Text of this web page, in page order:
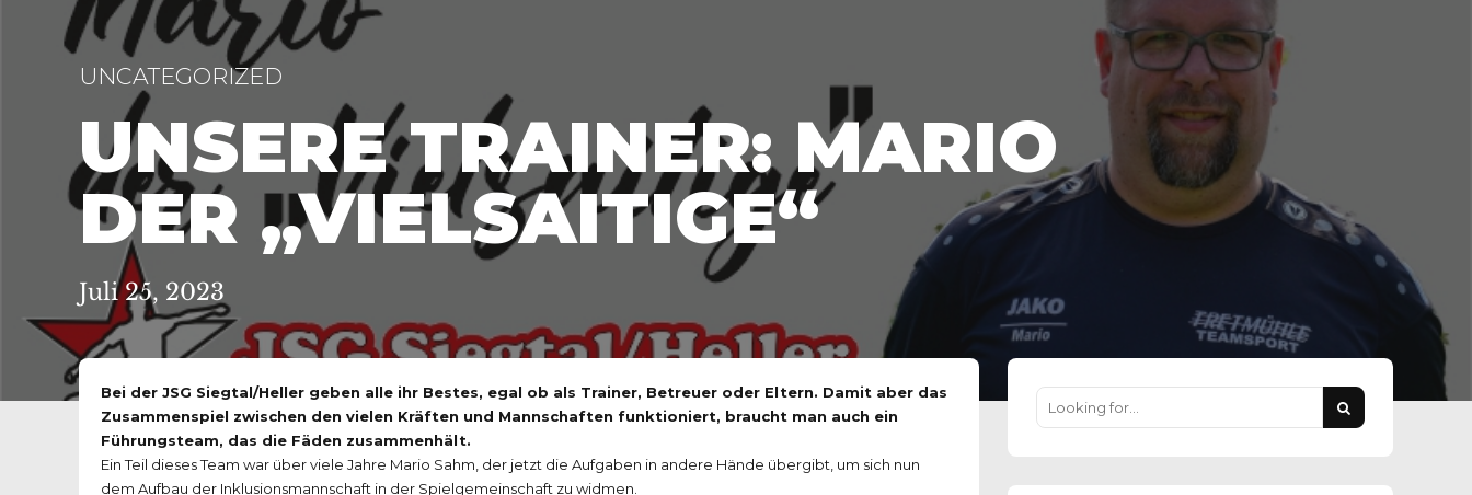
UNCATEGORIZED
UNSERE TRAINER: MARIO
DER „VIELSAITIGE“
Juli 25, 2023
Bei der JSG Siegtal/Heller geben alle ihr Bestes, egal ob als Trainer, Betreuer oder Eltern. Damit aber das
Zusammenspiel zwischen den vielen Kräften und Mannschaften funktioniert, braucht man auch ein
Führungsteam, das die Fäden zusammenhält.
Ein Teil dieses Team war über viele Jahre Mario Sahm, der jetzt die Aufgaben in andere Hände übergibt, um sich nun
dem Aufbau der Inklusionsmannschaft in der Spielgemeinschaft zu widmen.